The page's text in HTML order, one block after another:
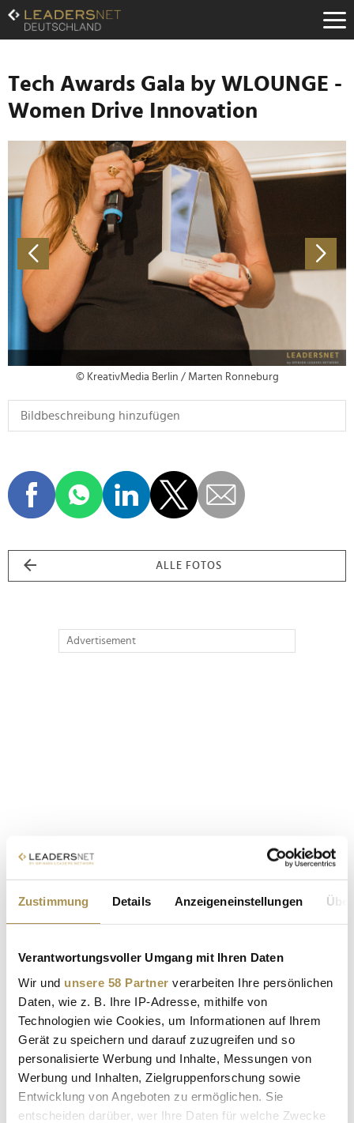
Zustimmung Details Anzeigeneinstellungen
Verantwortungsvoller Umgang mit Ihren Daten
Wir und unsere 58 Partner verarbeiten Ihre persönlichen
Daten, wie z. B. Ihre IP-Adresse, mithilfe von
Technologien wie Cookies, um Informationen auf Ihrem
Gerät zu speichern und darauf zuzugreifen und so
personalisierte Werbung und Inhalte, Messungen von
Werbung und Inhalten, Zielgruppenforschung sowie
Entwicklung von Angeboten zu ermöglichen. Sie
entscheiden darüber, wer Ihre Daten für welche Zwecke
Zum
Inhalt
Zur
Navigation
Zur
Hauptnavigation
Tech Awards Gala by WLOUNGE -
Women Drive Innovation
© KreativMedia Berlin / Marten Ronneburg
ALLE FOTOS
Advertisement